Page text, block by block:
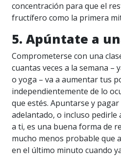
concentración para que el
fructífero como la primera
5. Apúntate a
Comprometerse con una
cuantas veces a la semana –
o yoga – va a aumentar tus
independientemente de lo
que estés. Apuntarse y
adelantado, o incluso pedirle
a ti, es una buena forma de
mucho menos probable que
en el último minuto cuando